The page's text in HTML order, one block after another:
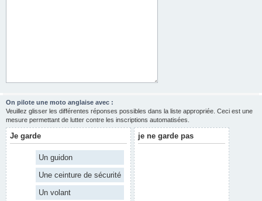
On pilote une moto anglaise avec :
Veuillez glisser les différentes réponses possibles dans la liste appropriée. Ceci est une
mesure permettant de lutter contre les inscriptions automatisées.
Je garde
Un guidon
Une ceinture de sécurité
Un volant
je ne garde pas